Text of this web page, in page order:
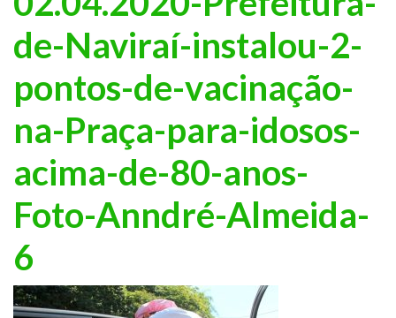
de-Naviraí-instalou-2-
pontos-de-vacinação-
na-Praça-para-idosos-
acima-de-80-anos-
Foto-Anndré-Almeida-
6